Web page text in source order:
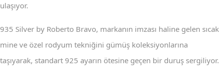
ulaşıyor.
935 Silver by Roberto Bravo, markanın imzası haline gelen sıcak
mine ve özel rodyum tekniğini gümüş koleksiyonlarına
taşıyarak, standart 925 ayarın ötesine geçen bir duruş sergiliyor.